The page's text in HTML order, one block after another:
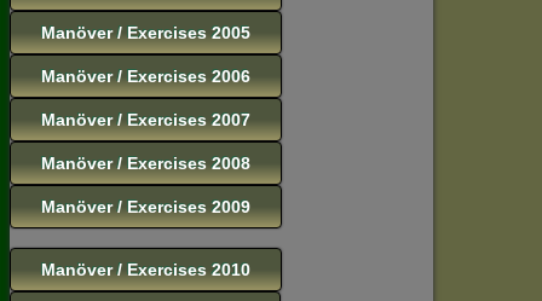
Manöver / Exercises 2005
Manöver / Exercises 2006
Manöver / Exercises 2007
Manöver / Exercises 2008
Manöver / Exercises 2009
Manöver / Exercises 2010